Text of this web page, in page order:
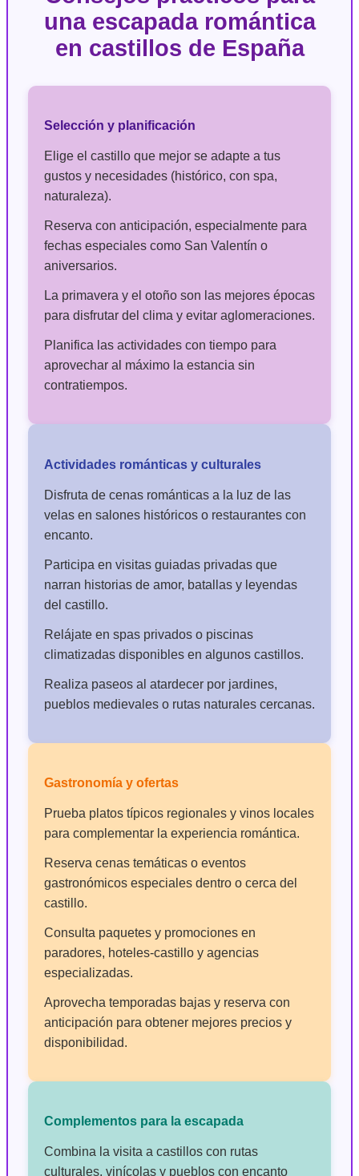
una escapada romántica
en castillos de España
Selección y planificación
Elige el castillo que mejor se adapte a tus
gustos y necesidades (histórico, con spa,
naturaleza).
Reserva con anticipación, especialmente para
fechas especiales como San Valentín o
aniversarios.
La primavera y el otoño son las mejores épocas
para disfrutar del clima y evitar aglomeraciones.
Planifica las actividades con tiempo para
aprovechar al máximo la estancia sin
contratiempos.
Actividades románticas y culturales
Disfruta de cenas románticas a la luz de las
velas en salones históricos o restaurantes con
encanto.
Participa en visitas guiadas privadas que
narran historias de amor, batallas y leyendas
del castillo.
Relájate en spas privados o piscinas
climatizadas disponibles en algunos castillos.
Realiza paseos al atardecer por jardines,
pueblos medievales o rutas naturales cercanas.
Gastronomía y ofertas
Prueba platos típicos regionales y vinos locales
para complementar la experiencia romántica.
Reserva cenas temáticas o eventos
gastronómicos especiales dentro o cerca del
castillo.
Consulta paquetes y promociones en
paradores, hoteles-castillo y agencias
especializadas.
Aprovecha temporadas bajas y reserva con
anticipación para obtener mejores precios y
disponibilidad.
Complementos para la escapada
Combina la visita a castillos con rutas
culturales, vinícolas y pueblos con encanto